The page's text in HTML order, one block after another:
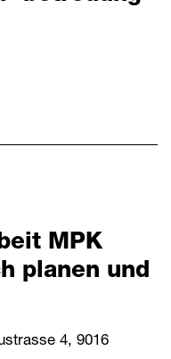
MPK
planen und
4, 9016